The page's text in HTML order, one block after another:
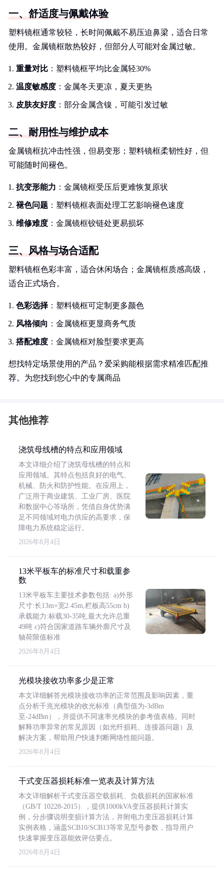
一、舒适度与佩戴体验
塑料镜框通常较轻，长时间佩戴不易压迫鼻梁，适合日常
使用。金属镜框散热较好，但部分人可能对金属过敏。
重量对比 ：塑料镜框平均比金属轻30%
温度敏感度 ：金属冬天更凉，夏天更热
皮肤友好度 ：部分金属含镍，可能引发过敏
二、耐用性与维护成本
金属镜框抗冲击性强，但易变形；塑料镜框柔韧性好，但
可能随时间褪色。
抗变形能力 ：金属镜框受压后更难恢复原状
褪色问题 ：塑料镜框表面处理工艺影响褪色速度
维修难度 ：金属镜框铰链处更易损坏
三、风格与场合适配
塑料镜框色彩丰富，适合休闲场合；金属镜框质感高级，
适合正式场合。
色彩选择 ：塑料镜框可定制更多颜色
风格倾向 ：金属镜框更显商务气质
搭配难度 ：金属镜框对脸型要求更高
想找特定场景使用的产品？爱采购能根据需求精准匹配推
荐。为您找到您心中的专属商品
其他推荐
浇筑母线槽的特点和应用领域
本文详细介绍了浇筑母线槽的特点和
应用领域。其特点包括良好的电气、
机械、防火和防护性能。在应用上，
广泛用于商业建筑、工业厂房、医院
和数据中心等场所，凭借自身优势满
足不同领域对电力供应的高要求，保
障电力系统稳定运行。
2026年8月4日
13米平板车的标准尺寸和载重参
数
13米平板车主要技术参数包括: a)外形
尺寸:长13m×宽2.45m,栏板高55cm b)
承载能力:标载30-35吨,最大允许总重
49吨 c)符合国家道路车辆外廓尺寸及
轴荷限值标准
2026年8月4日
光模块接收功率多少是正常
本文详细解答光模块接收功率的正常范围及影响因素，重
点分析千兆光模块的收光标准（典型值为-3dBm
至-24dBm），并提供不同速率光模块的参考值表格。同时
解释功率异常的常见原因（如光纤损耗、连接器问题）及
解决方案，帮助用户快速判断网络性能问题。
2026年8月4日
干式变压器损耗标准一览表及计算方法
本文详细解析干式变压器空载损耗、负载损耗的国家标准
（GB/T 10228-2015），提供1000kVA变压器损耗计算实
例，分步骤说明变损计算方法，并附电力变压器损耗计算
实例表格，涵盖SCB10/SCB13等常见型号参数，指导用户
快速掌握变压器能效评估要点。
2026年8月4日